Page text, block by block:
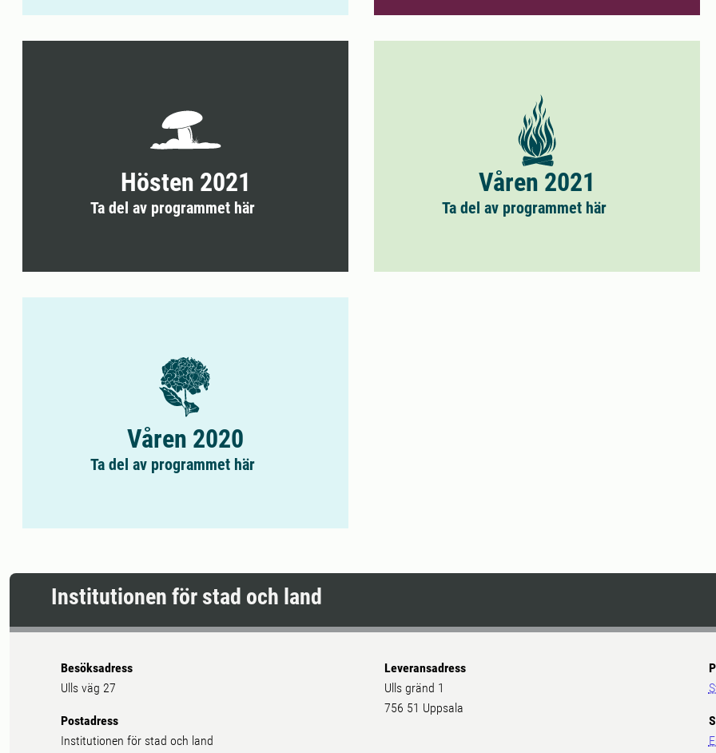
Hösten 2021
Ta del av programmet här
Våren 2021
Ta del av programmet här
Våren 2020
Ta del av programmet här
Institutionen för stad och land
Besöksadress
Ulls väg 27
Postadress
Institutionen för stad och land
Leveransadress
Ulls gränd 1
756 51 Uppsala